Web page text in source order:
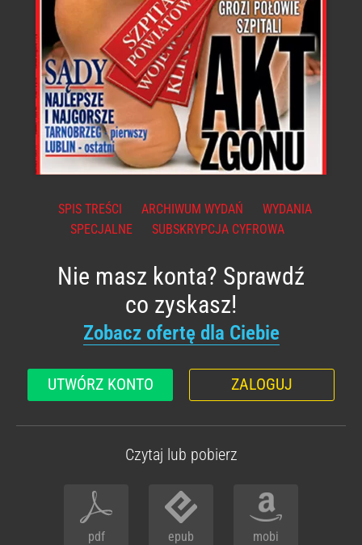
SPIS TREŚCI ARCHIWUM WYDAŃ
WYDANIA
SPECJALNE
SUBSKRYPCJA CYFROWA
Nie masz konta? Sprawdź
co zyskasz!
Zobacz ofertę dla Ciebie
UTWÓRZ KONTO ZALOGUJ
Czytaj lub pobierz
pdf epub mobi